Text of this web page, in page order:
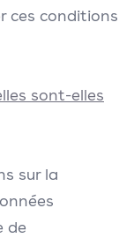
ces conditions
sont-elles
sur la
de